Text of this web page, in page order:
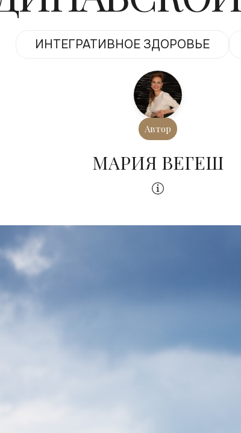
ИНТЕГРАТИВНОЕ ЗДОРОВЬЕ
Автор
МАРИЯ ВЕГЕШ